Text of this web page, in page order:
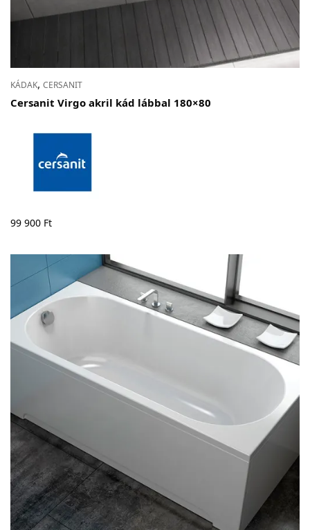
KÁDAK, CERSANIT
Cersanit Virgo akril kád lábbal 180×80
99 900 Ft